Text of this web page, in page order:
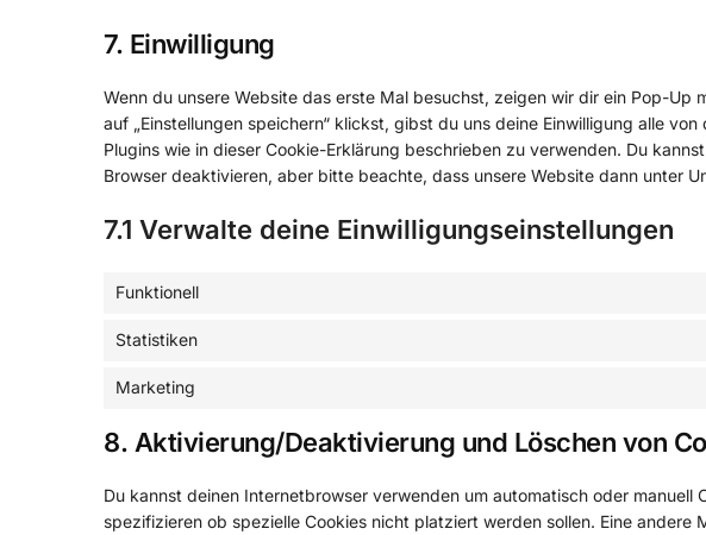
7. Einwilligung
Wenn du unsere Website das erste Mal besuchst, zeigen wir dir ein Pop-Up
auf „Einstellungen speichern“ klickst, gibst du uns deine Einwilligung alle
Plugins wie in dieser Cookie-Erklärung beschrieben zu verwenden. Du
Browser deaktivieren, aber bitte beachte, dass unsere Website dann unter
7.1 Verwalte deine Einwilligungseinstellungen
Funktionell
Statistiken
Marketing
8. Aktivierung/Deaktivierung und Löschen von
Du kannst deinen Internetbrowser verwenden um automatisch oder manuell
spezifizieren ob spezielle Cookies nicht platziert werden sollen. Eine andere